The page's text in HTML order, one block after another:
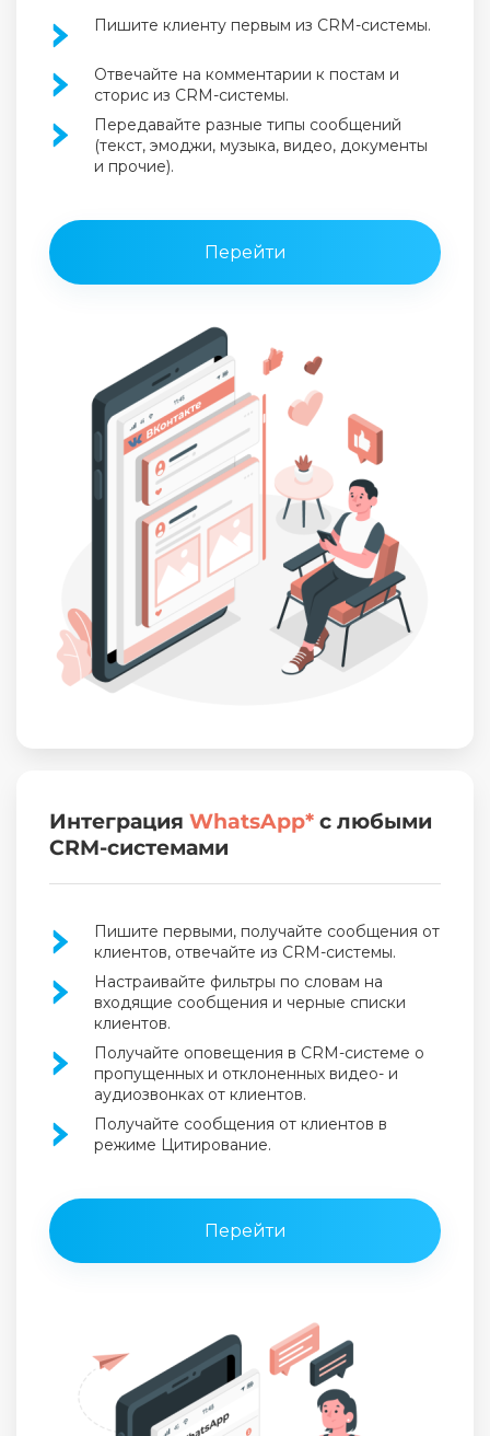
Пишите клиенту первым из CRM-системы.
Отвечайте на комментарии к постам и
сторис из CRM-системы.
Передавайте разные типы сообщений
(текст, эмоджи, музыка, видео, документы
и прочие).
Перейти
Интеграция WhatsApp* с любыми
CRM-системами
Пишите первыми, получайте сообщения от
клиентов, отвечайте из CRM-системы.
Настраивайте фильтры по словам на
входящие сообщения и черные списки
клиентов.
Получайте оповещения в CRM-системе о
пропущенных и отклоненных видео- и
аудиозвонках от клиентов.
Получайте сообщения от клиентов в
режиме Цитирование.
Перейти